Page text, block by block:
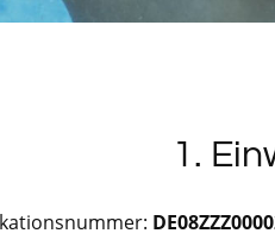
1.